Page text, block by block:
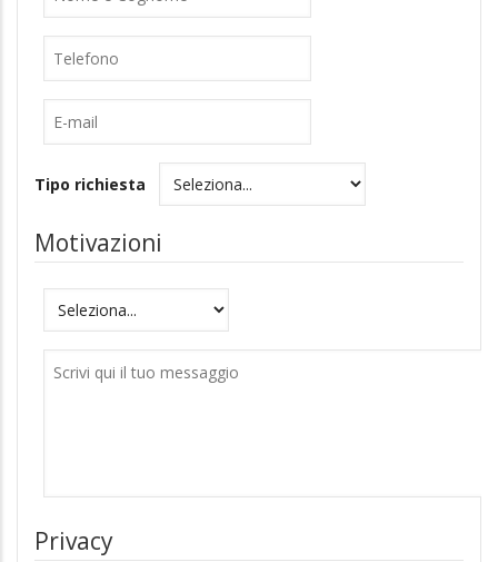
Telefono
Tipo richiesta
Motivazioni
Motivazioni
Messaggio
Privacy